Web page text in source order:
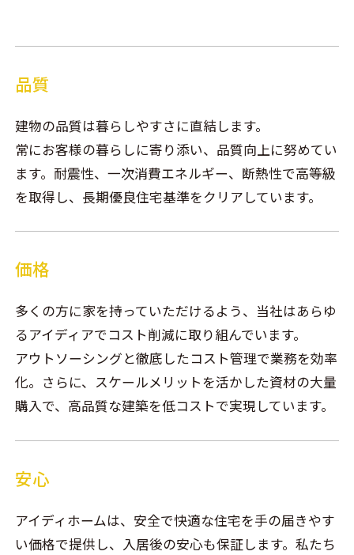
品質
建物の品質は暮らしやすさに直結します。
常にお客様の暮らしに寄り添い、品質向上に努めてい
ます。耐震性、一次消費エネルギー、断熱性で高等級
を取得し、長期優良住宅基準をクリアしています。
価格
多くの方に家を持っていただけるよう、当社はあらゆ
るアイディアでコスト削減に取り組んでいます。
アウトソーシングと徹底したコスト管理で業務を効率
化。さらに、スケールメリットを活かした資材の大量
購入で、高品質な建築を低コストで実現しています。
安心
アイディホームは、安全で快適な住宅を手の届きやす
い価格で提供し、入居後の安心も保証します。私たち